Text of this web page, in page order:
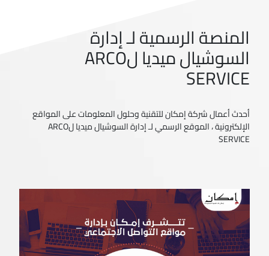
المنصة الرسمية لـ إدارة
السوشيال ميديا لARCO
SERVICE
أحدث أعمال شركة إمكان للتقنية وحلول المعلومات على المواقع
الإلكترونية ، الموقع الرسمي لـ إدارة السوشيال ميديا لARCO
SERVICE